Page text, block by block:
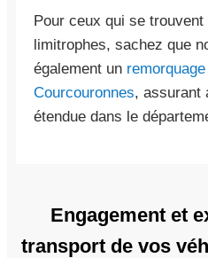
Pour ceux qui se
limitrophes, sachez que
également un
Courcouronnes, assurant
étendue dans le
Engagement et
transport de vos